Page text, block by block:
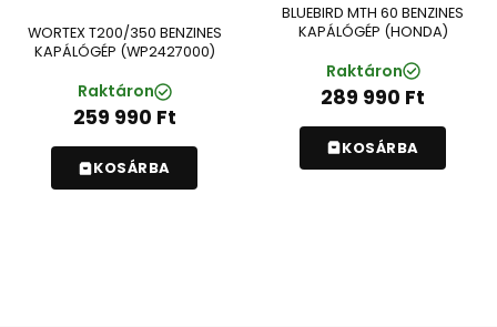
WORTEX T200/350 BENZINES
KAPÁLÓGÉP (WP2427000)
Raktáron
259 990 Ft
KOSÁRBA
BLUEBIRD MTH 60 BENZINES
KAPÁLÓGÉP (HONDA)
Raktáron
289 990 Ft
KOSÁRBA